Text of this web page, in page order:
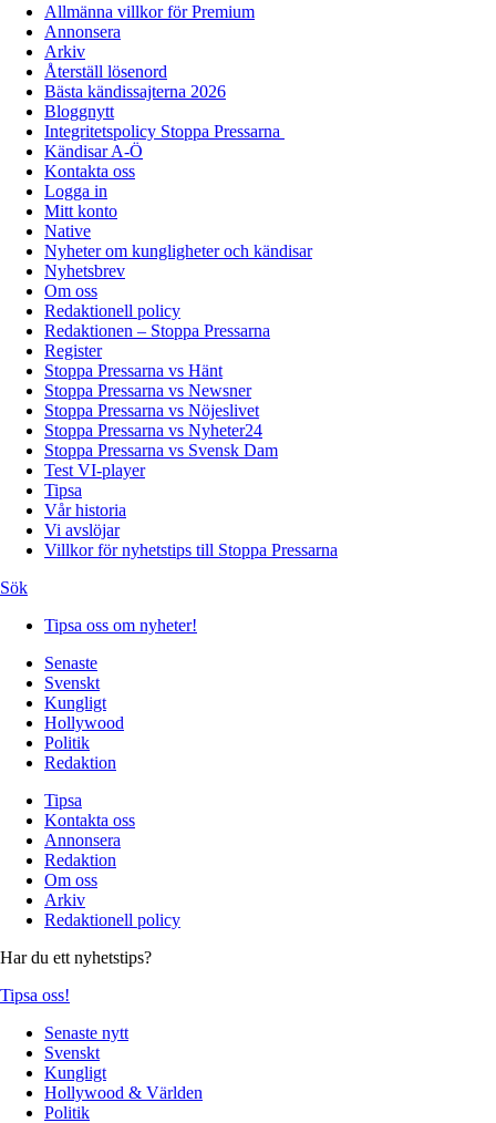
Allmänna villkor för Premium
Annonsera
Arkiv
Återställ lösenord
Bästa kändissajterna 2026
Bloggnytt
Integritetspolicy Stoppa Pressarna
Kändisar A-Ö
Kontakta oss
Logga in
Mitt konto
Native
Nyheter om kungligheter och kändisar
Nyhetsbrev
Om oss
Redaktionell policy
Redaktionen – Stoppa Pressarna
Register
Stoppa Pressarna vs Hänt
Stoppa Pressarna vs Newsner
Stoppa Pressarna vs Nöjeslivet
Stoppa Pressarna vs Nyheter24
Stoppa Pressarna vs Svensk Dam
Test VI-player
Tipsa
Vår historia
Vi avslöjar
Villkor för nyhetstips till Stoppa Pressarna
Sök
Tipsa oss om nyheter!
Senaste
Svenskt
Kungligt
Hollywood
Politik
Redaktion
Tipsa
Kontakta oss
Annonsera
Redaktion
Om oss
Arkiv
Redaktionell policy
Har du ett nyhetstips?
Tipsa oss!
Senaste nytt
Svenskt
Kungligt
Hollywood & Världen
Politik